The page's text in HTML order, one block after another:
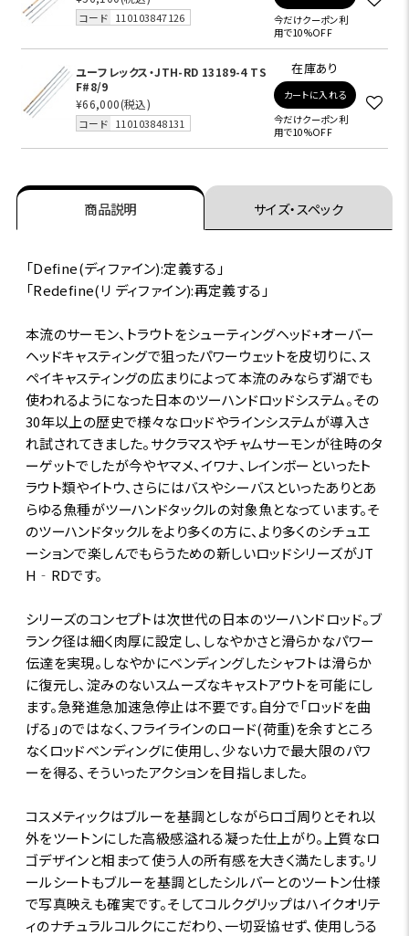
コード 110103847126
今だけクーポン利
用で10%OFF
ユーフレックス・JTH-RD 13189-4 TS
F#8/9
¥66,000(税込)
コード 110103848131
在庫あり
カートに入れる
今だけクーポン利
用で10%OFF
商品説明 サイズ・スペック
「Define(ディファイン):定義する」
「Redefine(リ ディファイン):再定義する」
本流のサーモン、トラウトをシューティングヘッド+オーバー
ヘッドキャスティングで狙ったパワーウェットを皮切りに、ス
ペイキャスティングの広まりによって本流のみならず湖でも
使われるようになった日本のツーハンドロッドシステム。その
30年以上の歴史で様々なロッドやラインシステムが導入さ
れ試されてきました。サクラマスやチャムサーモンが往時のタ
ーゲットでしたが今やヤマメ、イワナ、レインボーといったト
ラウト類やイトウ、さらにはバスやシーバスといったありとあ
らゆる魚種がツーハンドタックルの対象魚となっています。そ
のツーハンドタックルをより多くの方に、より多くのシチュエ
ーションで楽しんでもらうための新しいロッドシリーズがJT
H‐RDです。
シリーズのコンセプトは次世代の日本のツーハンドロッド。ブ
ランク径は細く肉厚に設定し、しなやかさと滑らかなパワー
伝達を実現。しなやかにベンディングしたシャフトは滑らか
に復元し、淀みのないスムーズなキャストアウトを可能にし
ます。急発進急加速急停止は不要です。自分で「ロッドを曲
げる」のではなく、フライラインのロード(荷重)を余すところ
なくロッドベンディングに使用し、少ない力で最大限のパワ
ーを得る、そういったアクションを目指しました。
コスメティックはブルーを基調としながらロゴ周りとそれ以
外をツートンにした高級感溢れる凝った仕上がり。上質なロ
ゴデザインと相まって使う人の所有感を大きく満たします。リ
ールシートもブルーを基調としたシルバーとのツートン仕様
で写真映えも確実です。そしてコルクグリップはハイクオリテ
ィのナチュラルコルクにこだわり、一切妥協せず、使用しうる